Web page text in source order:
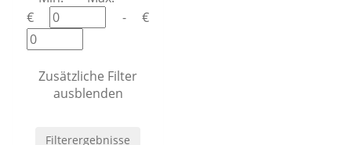
€
- €
Zusätzliche Filter
ausblenden
Filterergebnisse